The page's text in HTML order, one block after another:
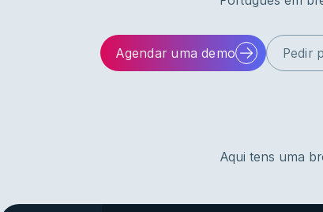
Agendar uma demo Pedir
Aqui tens uma